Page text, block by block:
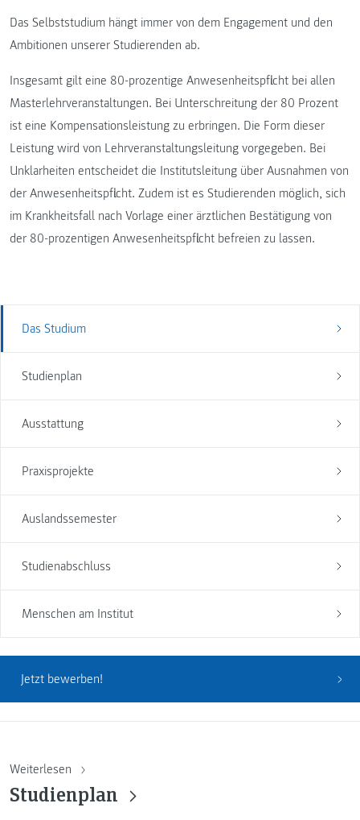
Das Studium
Studienplan
Ausstattung
Praxisprojekte
Auslandssemester
Studienabschluss
Menschen am Institut
Jetzt bewerben!
Das Selbststudium hängt immer von dem Engagement und den
Ambitionen unserer Studierenden ab.
Insgesamt gilt eine 80-prozentige Anwesenheitspflicht bei allen
Masterlehrveranstaltungen. Bei Unterschreitung der 80 Prozent
ist eine Kompensationsleistung zu erbringen. Die Form dieser
Leistung wird von Lehrveranstaltungsleitung vorgegeben. Bei
Unklarheiten entscheidet die Institutsleitung über Ausnahmen von
der Anwesenheitspflicht. Zudem ist es Studierenden möglich, sich
im Krankheitsfall nach Vorlage einer ärztlichen Bestätigung von
der 80-prozentigen Anwesenheitspflicht befreien zu lassen.
Weiterlesen
Studienplan